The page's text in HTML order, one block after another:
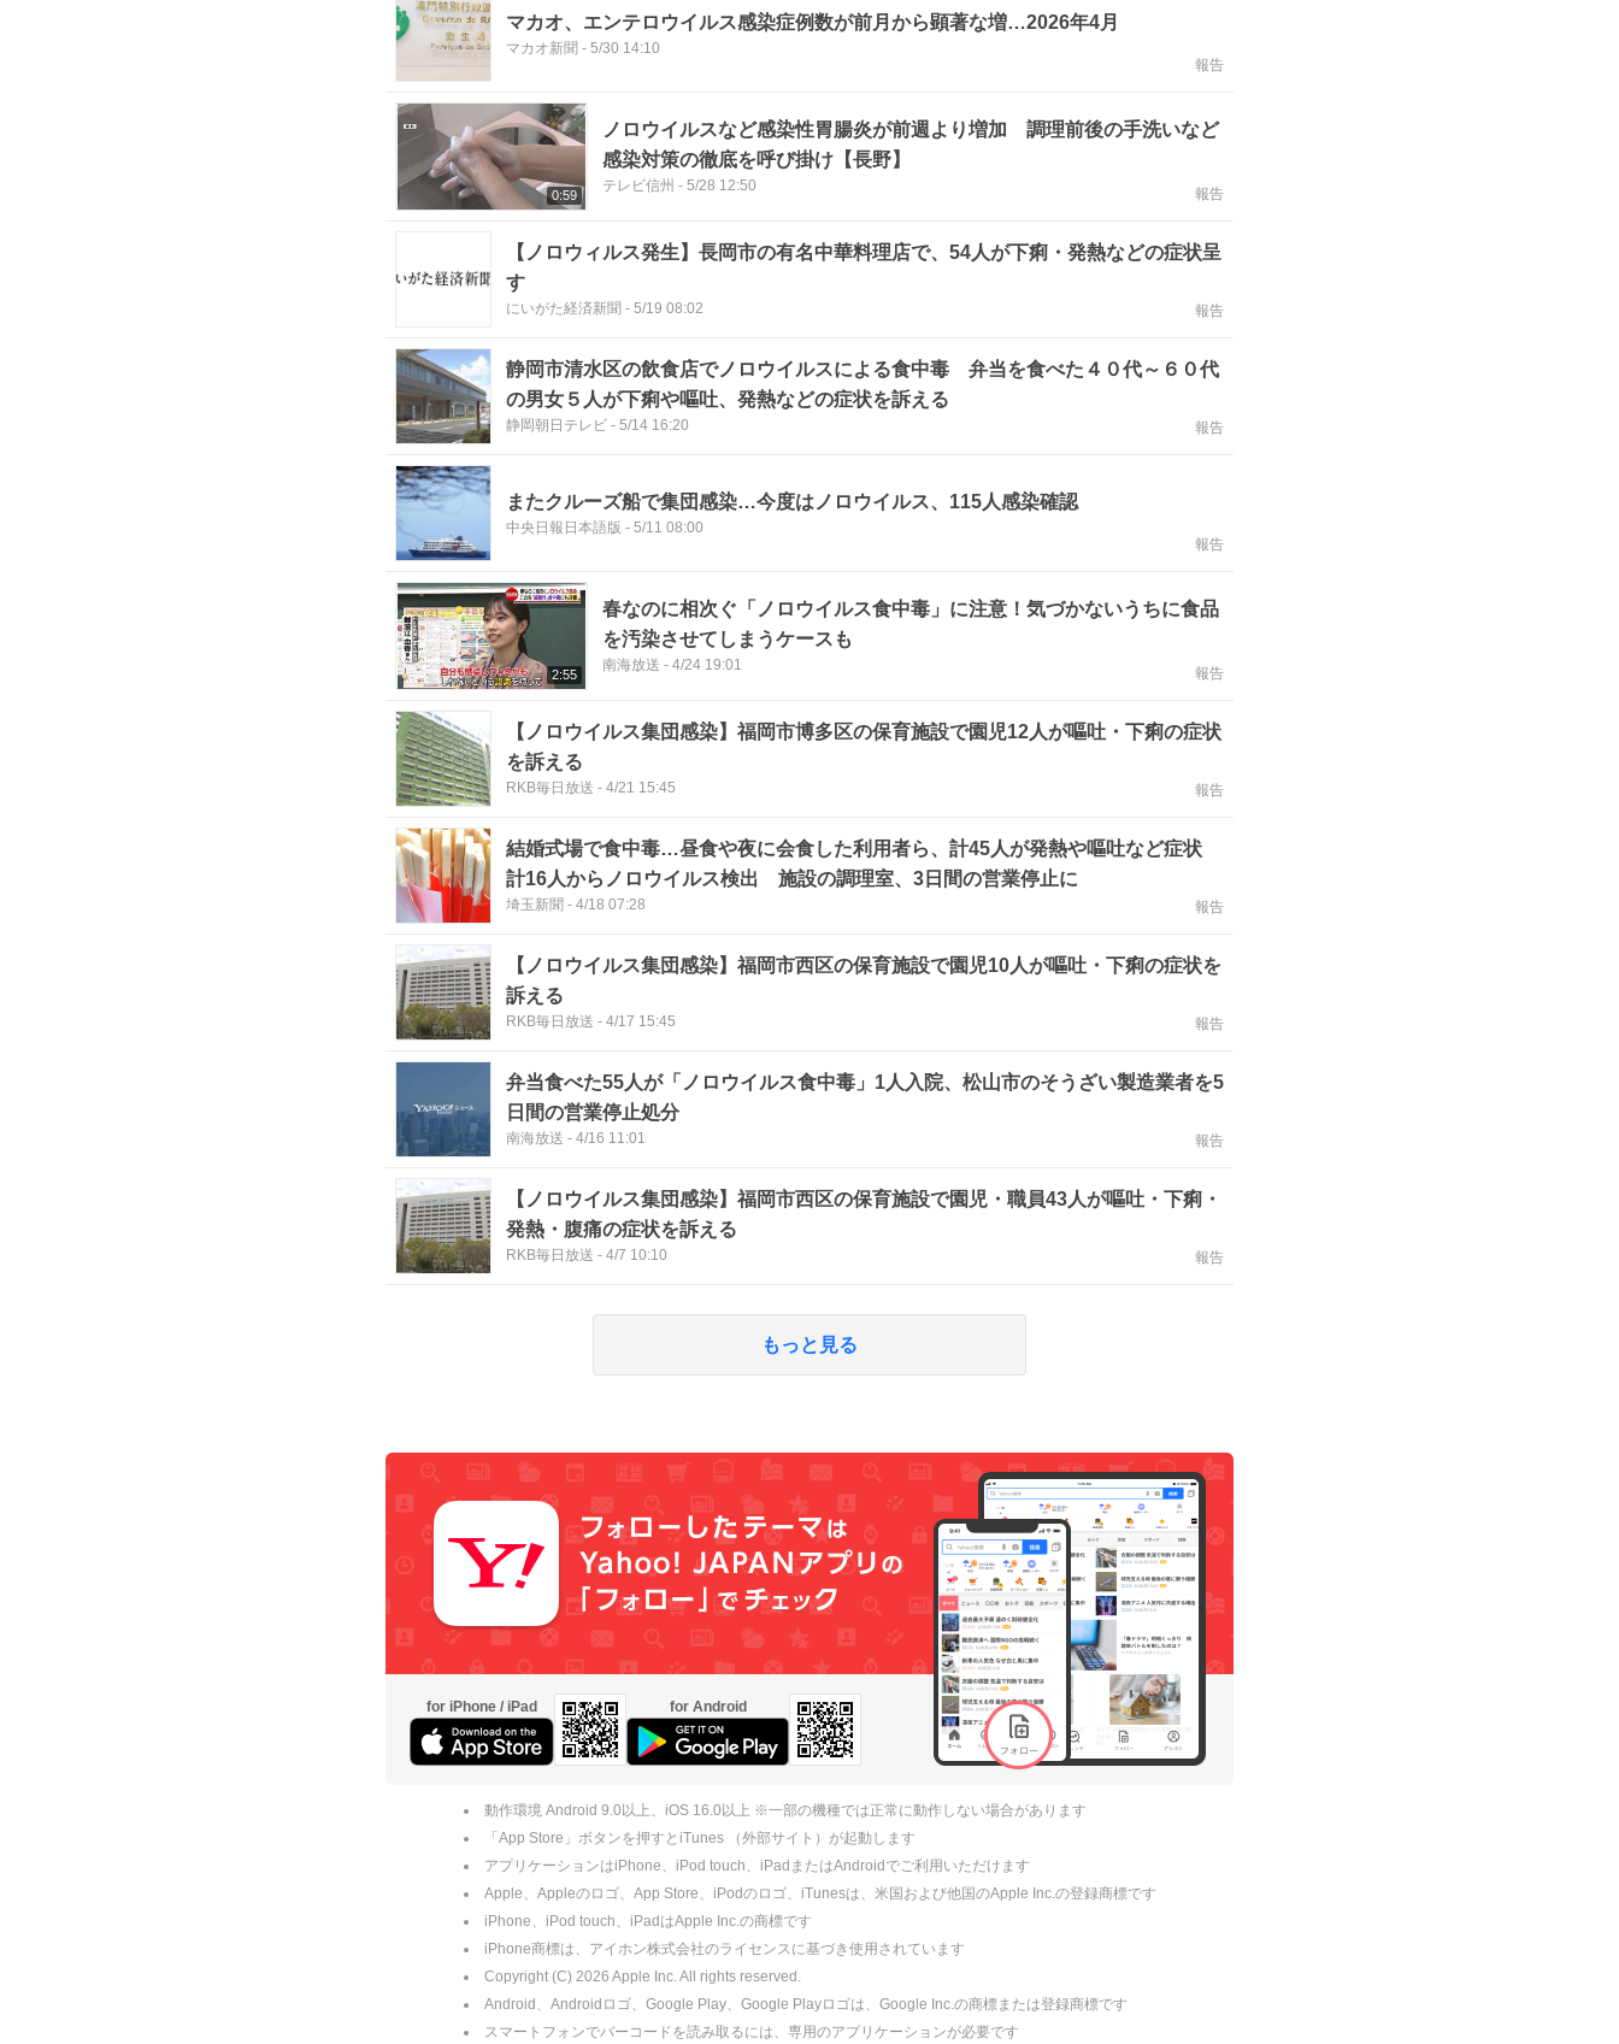
マカオ、エンテロウイルス感染症例数が前月から顕著な増…2026年4月
マカオ新聞 - 5/30 14:10
報告
0:59
ノロウイルスなど感染性胃腸炎が前週より増加 調理前後の手洗いなど
感染対策の徹底を呼び掛け【長野】
テレビ信州 - 5/28 12:50 報告
【ノロウィルス発生】長岡市の有名中華料理店で、54人が下痢・発熱などの症状呈
す
にいがた経済新聞 - 5/19 08:02 報告
静岡市清水区の飲食店でノロウイルスによる食中毒 弁当を食べた４０代～６０代
の男女５人が下痢や嘔吐、発熱などの症状を訴える
静岡朝日テレビ - 5/14 16:20 報告
またクルーズ船で集団感染…今度はノロウイルス、115人感染確認
中央日報日本語版 - 5/11 08:00
報告
2:55
春なのに相次ぐ「ノロウイルス食中毒」に注意！気づかないうちに食品
を汚染させてしまうケースも
南海放送 - 4/24 19:01 報告
【ノロウイルス集団感染】福岡市博多区の保育施設で園児12人が嘔吐・下痢の症状
を訴える
RKB毎日放送 - 4/21 15:45 報告
結婚式場で食中毒…昼食や夜に会食した利用者ら、計45人が発熱や嘔吐など症状
計16人からノロウイルス検出 施設の調理室、3日間の営業停止に
埼玉新聞 - 4/18 07:28 報告
【ノロウイルス集団感染】福岡市西区の保育施設で園児10人が嘔吐・下痢の症状を
訴える
RKB毎日放送 - 4/17 15:45 報告
弁当食べた55人が「ノロウイルス食中毒」1人入院、松山市のそうざい製造業者を5
日間の営業停止処分
南海放送 - 4/16 11:01 報告
【ノロウイルス集団感染】福岡市西区の保育施設で園児・職員43人が嘔吐・下痢・
発熱・腹痛の症状を訴える
RKB毎日放送 - 4/7 10:10 報告
もっと見る
for iPhone / iPad for Android
動作環境 Android 9.0以上、iOS 16.0以上 ※一部の機種では正常に動作しない場合があります
「App Store」ボタンを押すとiTunes （外部サイト）が起動します
アプリケーションはiPhone、iPod touch、iPadまたはAndroidでご利用いただけます
Apple、Appleのロゴ、App Store、iPodのロゴ、iTunesは、米国および他国のApple Inc.の登録商標です
iPhone、iPod touch、iPadはApple Inc.の商標です
iPhone商標は、アイホン株式会社のライセンスに基づき使用されています
Copyright (C) 2026 Apple Inc. All rights reserved.
Android、Androidロゴ、Google Play、Google Playロゴは、Google Inc.の商標または登録商標です
スマートフォンでバーコードを読み取るには、専用のアプリケーションが必要です